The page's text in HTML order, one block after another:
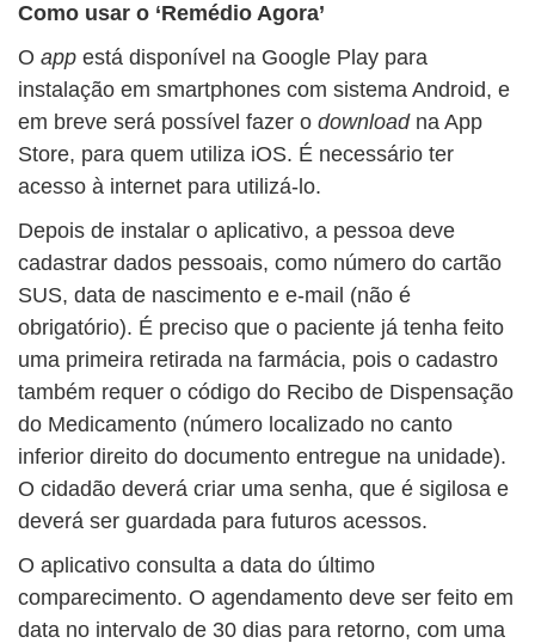
Como usar o ‘Remédio Agora’
O app está disponível na Google Play para
instalação em smartphones com sistema Android, e
em breve será possível fazer o downloadna App
Store, para quem utiliza iOS. É necessário ter
acesso à internet para utilizá-lo.
Depois de instalar o aplicativo, a pessoa deve
cadastrar dados pessoais, como número do cartão
SUS, data de nascimento e e-mail (não é
obrigatório). É preciso que o paciente já tenha feito
uma primeira retirada na farmácia, pois o cadastro
também requer o código do Recibo de Dispensação
do Medicamento (número localizado no canto
inferior direito do documento entregue na unidade).
O cidadão deverá criar uma senha, que é sigilosa e
deverá ser guardada para futuros acessos.
O aplicativo consulta a data do último
comparecimento. O agendamento deve ser feito em
data no intervalo de 30 dias para retorno, com uma